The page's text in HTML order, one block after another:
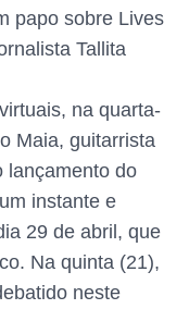
papo sobre Lives
Tallita
na quarta-
Maia, guitarrista
lançamento do
instante e
29 de abril, que
Na quinta (21),
neste